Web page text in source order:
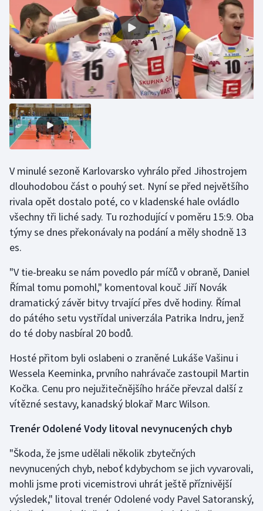
Gymnastika
Házená
Jezdectví
Judo
Krasobruslení
Lezení
Lyže a snowboard
Moderní pětiboj
Motorsport
Olympijské hry
Parasport
Plavání
Ragby
Rychlobruslení
Rychlostní kanoistika
Short track
Sportovní střelba
V minulé sezoně Karlovarsko vyhrálo před Jihostrojem
dlouhodobou část o pouhý set. Nyní se před největšího
rivala opět dostalo poté, co v kladenské hale ovládlo
všechny tři liché sady. Tu rozhodující v poměru 15:9. Oba
týmy se dnes překonávaly na podání a měly shodně 13
es.
"V tie-breaku se nám povedlo pár míčů v obraně, Daniel
Římal tomu pomohl," komentoval kouč Jiří Novák
dramatický závěr bitvy trvající přes dvě hodiny. Římal
do pátého setu vystřídal univerzála Patrika Indru, jenž
do té doby nasbíral 20 bodů.
Hosté přitom byli oslabeni o zraněné Lukáše Vašinu i
Wessela Keeminka, prvního nahrávače zastoupil Martin
Kočka. Cenu pro nejužitečnějšího hráče převzal další z
vítězné sestavy, kanadský blokař Marc Wilson.
Trenér Odolené Vody litoval nevynucených chyb
"Škoda, že jsme udělali několik zbytečných
nevynucených chyb, neboť kdybychom se jich vyvarovali,
mohli jsme proti vicemistrovi uhrát ještě příznivější
výsledek," litoval trenér Odolené vody Pavel Satoranský,